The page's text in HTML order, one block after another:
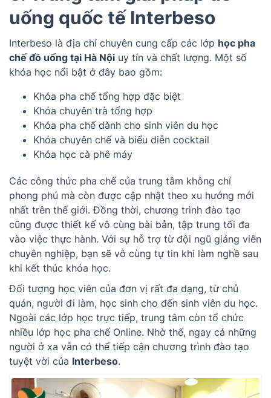
uống quốc tế Interbeso
Interbeso là địa chỉ chuyên cung cấp các lớp học pha
chế đồ uống tại Hà Nội uy tín và chất lượng. Một số
khóa học nổi bật ở đây bao gồm:
Khóa pha chế tổng hợp đặc biệt
Khóa chuyên trà tổng hợp
Khóa pha chế dành cho sinh viên du học
Khóa chuyên chế và biểu diễn cocktail
Khóa học cà phê máy
Các công thức pha chế của trung tâm không chỉ
phong phú mà còn được cập nhật theo xu hướng mới
nhất trên thế giới. Đồng thời, chương trình đào tạo
cũng được thiết kế vô cùng bài bản, tập trung tối đa
vào việc thực hành. Với sự hỗ trợ từ đội ngũ giảng viên
chuyên nghiệp, bạn sẽ vô cùng tự tin khi làm nghề sau
khi kết thúc khóa học.
Đối tượng học viên của đơn vị rất đa dạng, từ chủ
quán, người đi làm, học sinh cho đến sinh viên du học.
Ngoài các lớp học trực tiếp, trung tâm còn tổ chức
nhiều lớp học pha chế Online. Nhờ thế, ngay cả những
người ở xa vẫn có thể tiếp cận chương trình đào tạo
tuyệt vời của Interbeso.